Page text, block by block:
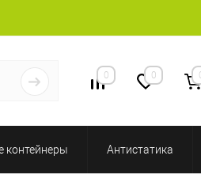
0 0
контейнеры Антистатика